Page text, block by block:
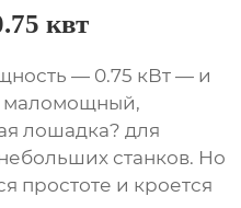
квт
— 0.75 кВт — и
маломощный,
лошадка? для
станков. Но
простоте и кроется